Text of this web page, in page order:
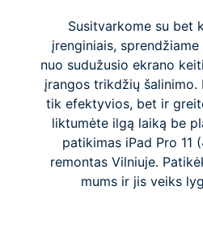
Susitvarkome su bet
įrenginiais,
nuo sudužusio ekrano
įrangos trikdžių šalinimo.
tik efektyvios, bet ir
liktumėte ilgą laiką be
patikimas iPad Pro 11
remontas Vilniuje.
mums ir jis veiks